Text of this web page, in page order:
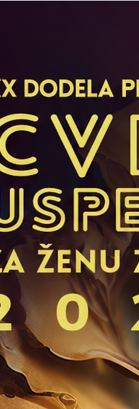
E-UPŽ
Srbije
članica UPŽ Srbije,